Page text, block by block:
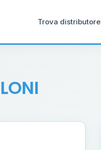
Trova distributore